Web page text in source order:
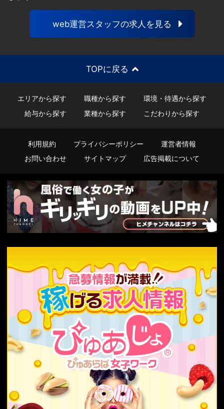
web運営スタッフの求人を見る
TOPに戻る
エリアから探す 職種から探す
環境・待遇から探す
給与から探す
業種から探す こだわりから探す
利用規約 プライバシーポリシー
運営者情報
お問い合わせ
サイトマップ 広告掲載について